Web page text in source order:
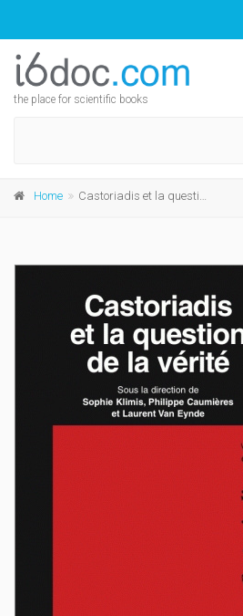
the place for scientific books
Home Castoriadis et la question de la vérité